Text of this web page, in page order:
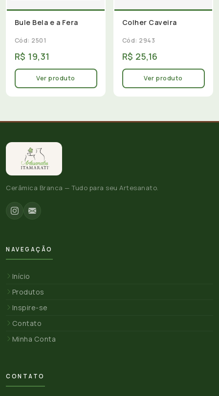
Bule Bela e a Fera
Cód: 2501
R$ 19,31
Ver produto
Colher Caveira
Cód: 2943
R$ 25,16
Ver produto
Cerâmica Branca — Tudo para seu Artesanato.
NAVEGAÇÃO
Início
Produtos
Inspire-se
Contato
Minha Conta
CONTATO